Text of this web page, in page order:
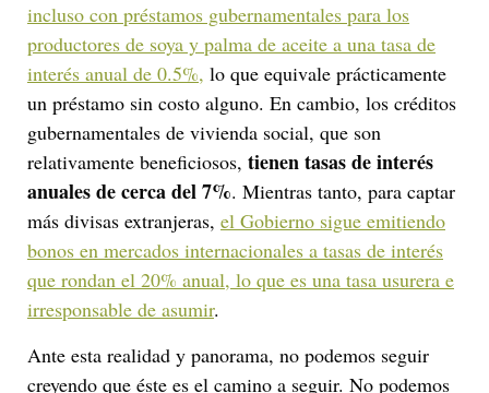
incluso con préstamos gubernamentales para los
productores de soya y palma de aceite a una tasa de
interés anual de 0.5%, lo que equivale prácticamente
un préstamo sin costo alguno. En cambio, los créditos
gubernamentales de vivienda social, que son
relativamente beneficiosos, tienen tasas de interés
anuales de cerca del 7%. Mientras tanto, para captar
más divisas extranjeras, el Gobierno sigue emitiendo
bonos en mercados internacionales a tasas de interés
que rondan el 20% anual, lo que es una tasa usurera e
irresponsable de asumir.
Ante esta realidad y panorama, no podemos seguir
creyendo que éste es el camino a seguir. No podemos